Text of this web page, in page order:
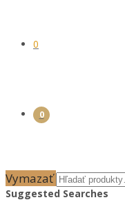
0
0
Vymazať
Suggested Searches